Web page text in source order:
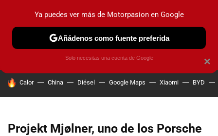
PRUEBAS COCHES ELÉCTRICOS OBSERVATORIO
HOY SE HABLA DE
Calor China Diésel Google Maps Xiaomi BYD
Projekt Mjølner, uno de los Porsche
×
Ya puedes ver más de Motorpasion en Google
Añádenos como fuente preferida
Solo necesitas una cuenta de Google